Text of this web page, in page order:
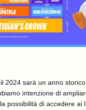
2024 sarà un anno
intenzione di
possibilità di accedere ai